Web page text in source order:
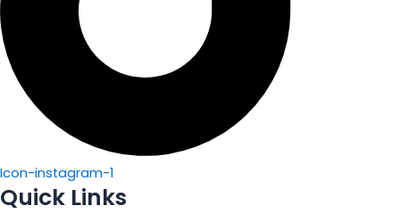
Icon-instagram-1
Quick Links